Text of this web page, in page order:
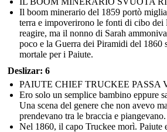
Il boom minerario del 1859 portò
terra e impoverirono le fonti di cibo
reagire, ma il nonno di Sarah
poco e la Guerra dei Piramidi del 1860
mortale per i Paiute.
Deslizar: 6
PAIUTE CHIEF TRUCKEE PASSA
Ero solo un semplice bambino eppure
Una scena del genere che non avevo
prendevano tra le braccia e piangevano.
Nel 1860, il capo Truckee morì. Paiute